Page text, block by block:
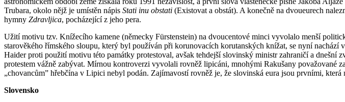
Trubara, okolo nějž je umístěn nápis Stati inu obstati (Existovat a obstát). A konečně na dvoueurech
hymny Zdravljica, pocházející z jeho pera.
Užití motivu tzv. Knížecího kamene (německy Fürstenstein) na dvoucentové minci vyvolalo menší
starověkého římského sloupu, který byl používán při korunovacích korutanských knížat, se nyní
Haider proti použití motivu této památky protestoval, avšak tehdejší slovinský ministr zahraničí a
protestem vážně zabývat. Mírnou kontroverzi vyvolali rovněž lipicáni, mnohými Rakušany považované
„chovancům” hřebčína v Lipici nebyl podán. Zajímavostí rovněž je, že slovinská eura jsou prvními,
Slovensko